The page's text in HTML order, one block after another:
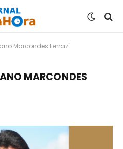
Marcondes Ferraz"
MARCONDES